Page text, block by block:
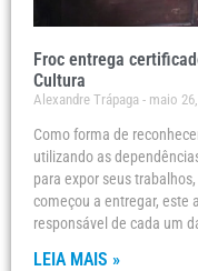
Froc entrega
Cultura
Alexandre Trápaga maio
Como forma de
utilizando as
para expor seus
começou a entregar, este
responsável de cada um
LEIA MAIS »